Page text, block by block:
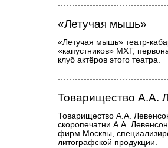
«Летучая мышь»
«Летучая мышь» театр-
«капустников» МХТ,
клуб актёров этого театра.
Товарищество А.А.
Товарищество А.А.
скоропечатни А.А.
фирм Москвы,
литографской продукции.